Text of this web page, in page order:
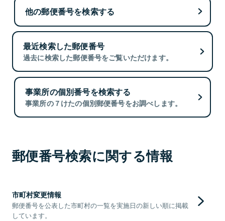
他の郵便番号を検索する
最近検索した郵便番号
過去に検索した郵便番号をご覧いただけます。
事業所の個別番号を検索する
事業所の７けたの個別郵便番号をお調べします。
郵便番号検索に関する情報
市町村変更情報
郵便番号を公表した市町村の一覧を実施日の新しい順に掲載
しています。